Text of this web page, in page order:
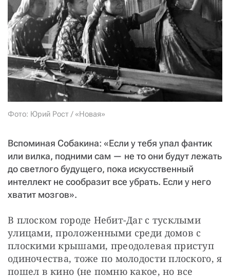
Фото: Юрий Рост / «Новая»
Вспоминая Собакина: «Если у тебя упал фантик
или вилка, подними сам — не то они будут лежать
до светлого будущего, пока искусственный
интеллект не сообразит все убрать. Если у него
хватит мозгов».
В плоском городе Небит-Даг с тусклыми
улицами, проложенными среди домов с
плоскими крышами, преодолевая приступ
одиночества, тоже по молодости плоского, я
пошел в кино (не помню какое, но все
СТАТЬ СОУЧАСТНИКОМ
ПОДЕЛИТЬСЯ С ДРУЗЬЯМИ
Если у вас есть вопросы, пишите donate@novayagazeta.ru
звоните:
+7 (929) 612-03-68